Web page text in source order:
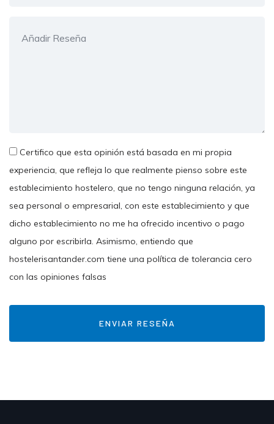
Certifico que esta opinión está basada en mi propia
experiencia, que refleja lo que realmente pienso sobre este
establecimiento hostelero, que no tengo ninguna relación, ya
sea personal o empresarial, con este establecimiento y que
dicho establecimiento no me ha ofrecido incentivo o pago
alguno por escribirla. Asimismo, entiendo que
hostelerisantander.com tiene una política de tolerancia cero
con las opiniones falsas